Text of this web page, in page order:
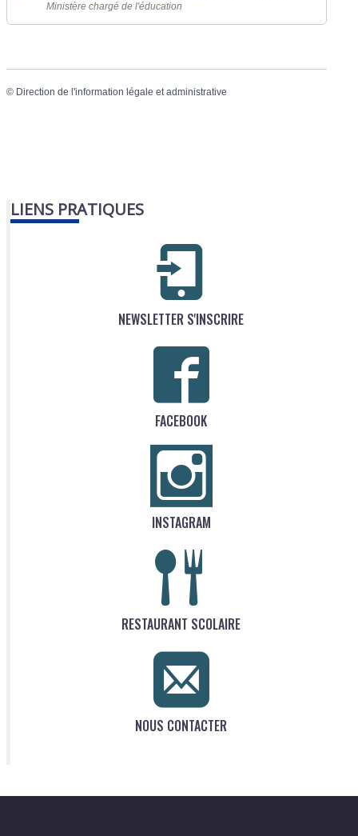
Ministère chargé de l'éducation
© Direction de l'information légale et administrative
LIENS PRATIQUES
NEWSLETTER S'INSCRIRE
FACEBOOK
INSTAGRAM
RESTAURANT SCOLAIRE
NOUS CONTACTER